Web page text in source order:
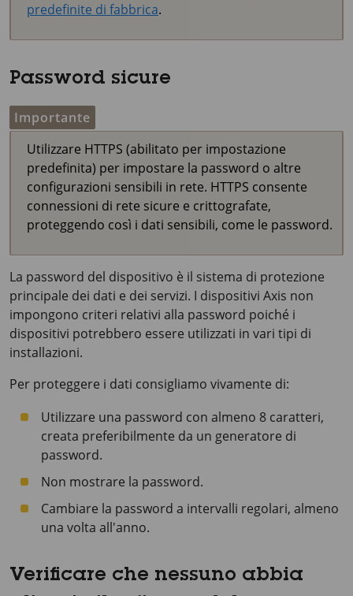
predefinite di fabbrica.
Password sicure
Importante
Utilizzare HTTPS (abilitato per impostazione
predefinita) per impostare la password o altre
configurazioni sensibili in rete. HTTPS consente
connessioni di rete sicure e crittografate,
proteggendo così i dati sensibili, come le password.
La password del dispositivo è il sistema di protezione
principale dei dati e dei servizi. I dispositivi Axis non
impongono criteri relativi alla password poiché i
dispositivi potrebbero essere utilizzati in vari tipi di
installazioni.
Per proteggere i dati consigliamo vivamente di:
Utilizzare una password con almeno 8 caratteri,
creata preferibilmente da un generatore di
password.
Non mostrare la password.
Cambiare la password a intervalli regolari, almeno
una volta all'anno.
Verificare che nessuno abbia